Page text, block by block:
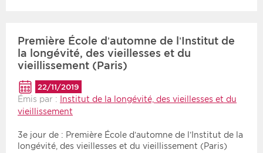
Protection sociale
Sanitaire
Choisir une zone
Période
Choisir une date de débutChoisir une date de finChronologique
Première École d’automne de l’Institut de
la longévité, des vieillesses et du
vieillissement (Paris)
22/11/2019
Émis par :
Institut de la longévité, des vieillesses et du
vieillissement
3e jour de : Première École d’automne de l’Institut de la
longévité, des vieillesses et du vieillissement (Paris)